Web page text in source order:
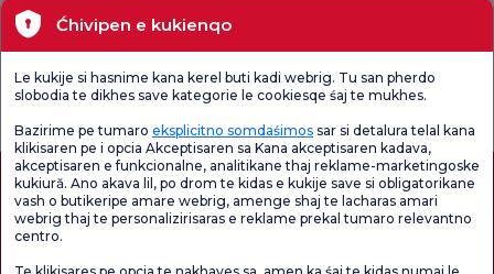
Unități medicale
Sondaj general
Verificați
Chestionarul de
Sondaj de
Ćhivipen e kukienqo
Le kukije si hasnime kana kerel buti kadi webrig. Tu san pherdo
slobodia te dikhes save kategorie le cookiesqe śaj te mukhes.
Bazirime pe tumaro eksplicitno somdaśimos sar si detalura telal kana
klikisaren pe i opcia Akceptisaren sa Kana akceptisaren kadava,
akceptisaren e funkcionalne, analitikane thaj reklame-marketingoske
kukiură. Ano akava lil, po drom te kidas e kukije save si obligatorikane
vash o butikeripe amare webrig, amenge shaj te lacharas amari
webrig thaj te personalizirisaras e reklame prekal tumaro relevantno
centro.